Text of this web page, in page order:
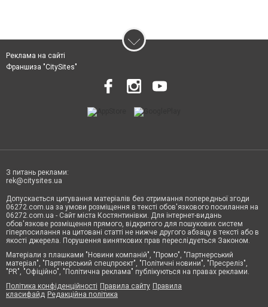
Реклама на сайті
Франшиза "CitySites"
З питань реклами:
rek@citysites.ua
Допускається цитування матеріалів без отримання попередньої згоди
06272.com.ua за умови розміщення в тексті обов'язкового посилання на
06272.com.ua - Сайт міста Костянтинівки. Для інтернет-видань
обов'язкове розміщення прямого, відкритого для пошукових систем
гіперпосилання на цитовані статті не нижче другого абзацу в тексті або в
якості джерела. Порушення виняткових прав переслідується Законом.
Матеріали з плашками "Новини компаній", "Промо", "Партнерський
матеріал", "Партнерський спецпроєкт", "Політичні новини", "Пресреліз",
"PR", "Офіційно", "Політична реклама" публікуються на правах реклами.
Політика конфіденційності Правила сайту Правила
класифайд Редакційна політика